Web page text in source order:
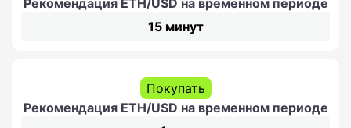
15 минут
Покупать
Рекомендация ETH/USD на временном периоде